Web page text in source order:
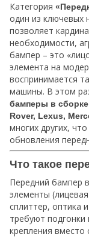
Категория
один из ключевых
позволяет
необходимости,
бампер – это
элемента на
воспринимается
машины. В этом
бамперы в сборке
Rover, Lexus,
многих других,
обновления
Что такое
Передний бампер
элементы
сплиттер, оптика
требуют
крепления вместо